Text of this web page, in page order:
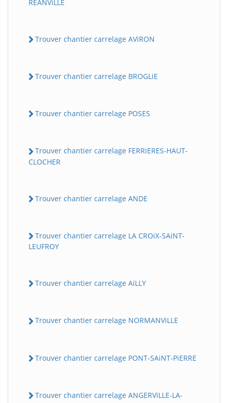
REANViLLE
Trouver chantier carrelage AViRON
Trouver chantier carrelage BROGLiE
Trouver chantier carrelage POSES
Trouver chantier carrelage FERRiERES-HAUT-
CLOCHER
Trouver chantier carrelage ANDE
Trouver chantier carrelage LA CROiX-SAiNT-
LEUFROY
Trouver chantier carrelage AiLLY
Trouver chantier carrelage NORMANViLLE
Trouver chantier carrelage PONT-SAiNT-PiERRE
Trouver chantier carrelage ANGERViLLE-LA-